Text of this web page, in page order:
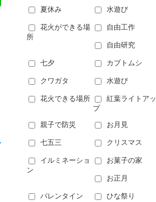
夏休み 水遊び
花火ができる場
所
自由工作
自由研究
七夕 カブトムシ
クワガタ 水遊び
花火できる場所
紅葉ライトアッ
プ
親子で防災 お月見
七五三 クリスマス
イルミネーショ
ン
お菓子の家
お正月
バレンタイン ひな祭り